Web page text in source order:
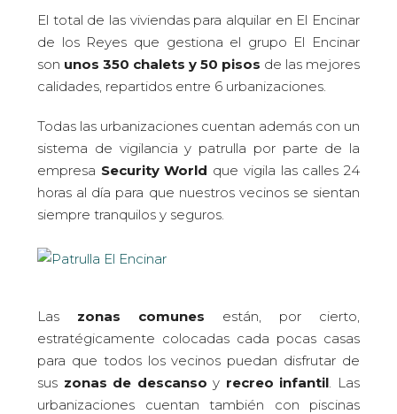
El total de las viviendas para alquilar en El Encinar
de los Reyes que gestiona el grupo El Encinar
son unos 350 chalets y 50 pisos de las mejores
calidades, repartidos entre 6 urbanizaciones.
Todas las urbanizaciones cuentan además con un
sistema de vigilancia y patrulla por parte de la
empresa Security World que vigila las calles 24
horas al día para que nuestros vecinos se sientan
siempre tranquilos y seguros.
Las zonas comunes están, por cierto,
estratégicamente colocadas cada pocas casas
para que todos los vecinos puedan disfrutar de
sus zonas de descanso y recreo infantil . Las
urbanizaciones cuentan también con piscinas